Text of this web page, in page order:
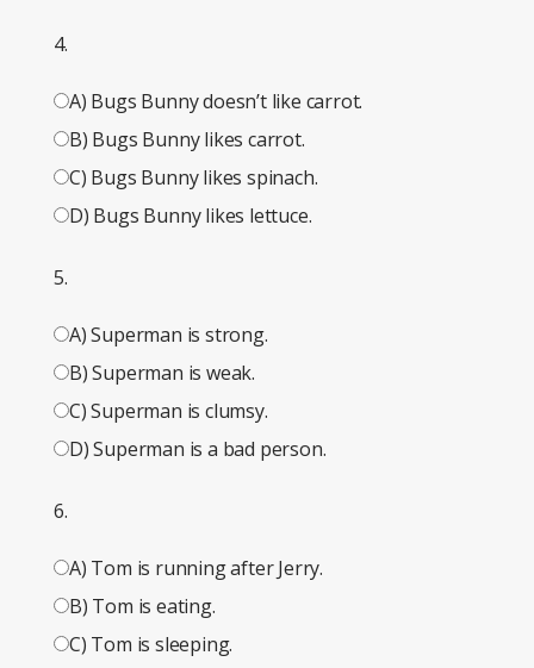
4.
A) Bugs Bunny doesn’t like carrot.
B) Bugs Bunny likes carrot.
C) Bugs Bunny likes spinach.
D) Bugs Bunny likes lettuce.
5.
A) Superman is strong.
B) Superman is weak.
C) Superman is clumsy.
D) Superman is a bad person.
6.
A) Tom is running after Jerry.
B) Tom is eating.
C) Tom is sleeping.